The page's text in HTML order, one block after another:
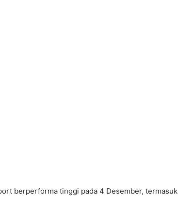
berperforma tinggi pada 4 Desember, termasuk